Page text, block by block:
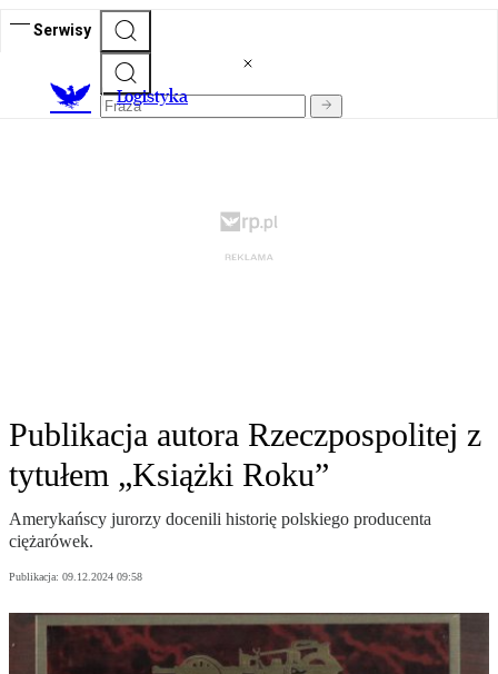
Serwisy
Logistyka
Publikacja autora Rzeczpospolitej z
tytułem „Książki Roku”
Amerykańscy jurorzy docenili historię polskiego producenta
ciężarówek.
Publikacja: 09.12.2024 09:58